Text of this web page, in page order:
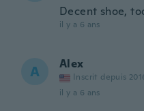
Decent shoe,
il y a 6 ans
A Alex
Inscrit depuis
il y a 6 ans